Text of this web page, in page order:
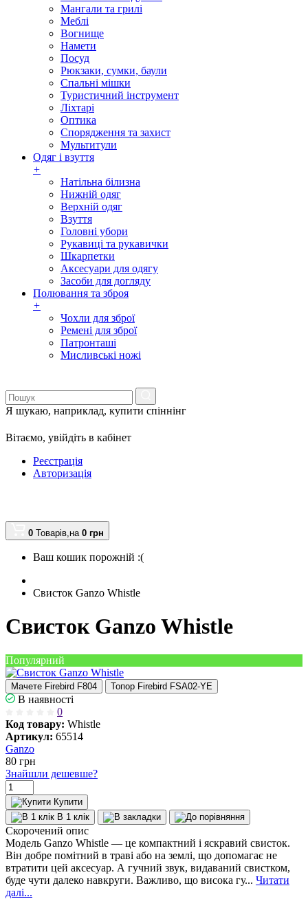
Мангали та грилі
Меблі
Вогнище
Намети
Посуд
Рюкзаки, сумки, баули
Спальні мішки
Туристичний інструмент
Ліхтарі
Оптика
Спорядження та захист
Мультитули
Одяг і взуття
+
Натільна білизна
Нижній одяг
Верхній одяг
Взуття
Головні убори
Рукавиці та рукавички
Шкарпетки
Аксесуари для одягу
Засоби для догляду
Полювання та зброя
+
Чохли для зброї
Ремені для зброї
Патронташі
Мисливські ножі
Я шукаю, наприклад, купити спіннінг
Вітаємо, увійдіть в кабінет
Реєстрація
Авторизація
0 Товарів,на 0 грн
Ваш кошик порожній :(
Свисток Ganzo Whistle
Свисток Ganzo Whistle
Популярний
Мачете Firebird F804 Топор Firebird FSA02-YE
В наявності
0
Код товару: Whistle
Артикул: 65514
Ganzo
80 грн
Знайшли дешевше?
Купити
В 1 клік
Скорочений опис
Модель Ganzo Whistle — це компактний і яскравий свисток.
Він добре помітний в траві або на землі, що допомагає не
втратити цей аксесуар. А гучний звук, видаваний свистком,
буде чути далеко навкруги. Важливо, що висока гу... Читати
далі...